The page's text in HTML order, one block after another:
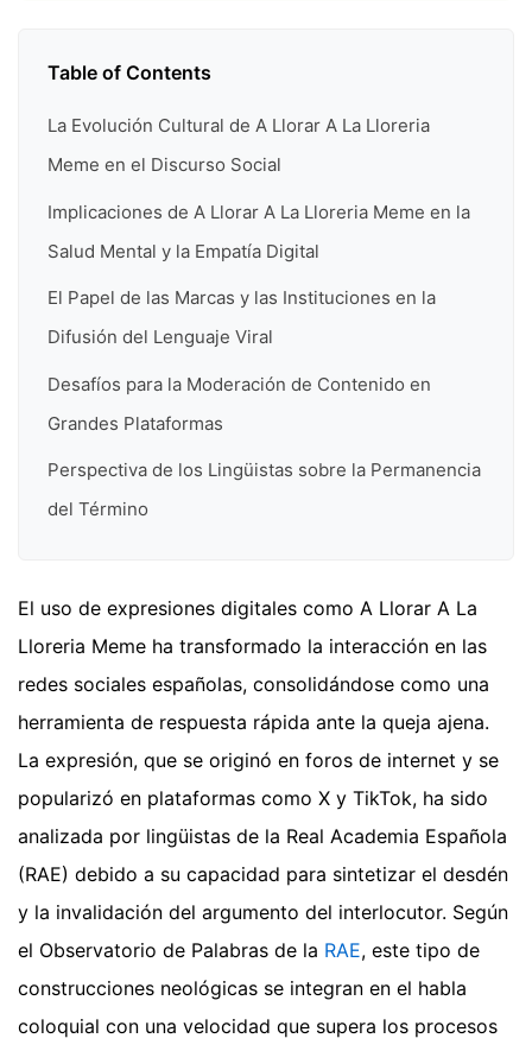
Table of Contents
La Evolución Cultural de A Llorar A La Lloreria
Meme en el Discurso Social
Implicaciones de A Llorar A La Lloreria Meme en la
Salud Mental y la Empatía Digital
El Papel de las Marcas y las Instituciones en la
Difusión del Lenguaje Viral
Desafíos para la Moderación de Contenido en
Grandes Plataformas
Perspectiva de los Lingüistas sobre la Permanencia
del Término
El uso de expresiones digitales como A Llorar A La
Lloreria Meme ha transformado la interacción en las
redes sociales españolas, consolidándose como una
herramienta de respuesta rápida ante la queja ajena.
La expresión, que se originó en foros de internet y se
popularizó en plataformas como X y TikTok, ha sido
analizada por lingüistas de la Real Academia Española
(RAE) debido a su capacidad para sintetizar el desdén
y la invalidación del argumento del interlocutor. Según
el Observatorio de Palabras de la RAE, este tipo de
construcciones neológicas se integran en el habla
coloquial con una velocidad que supera los procesos